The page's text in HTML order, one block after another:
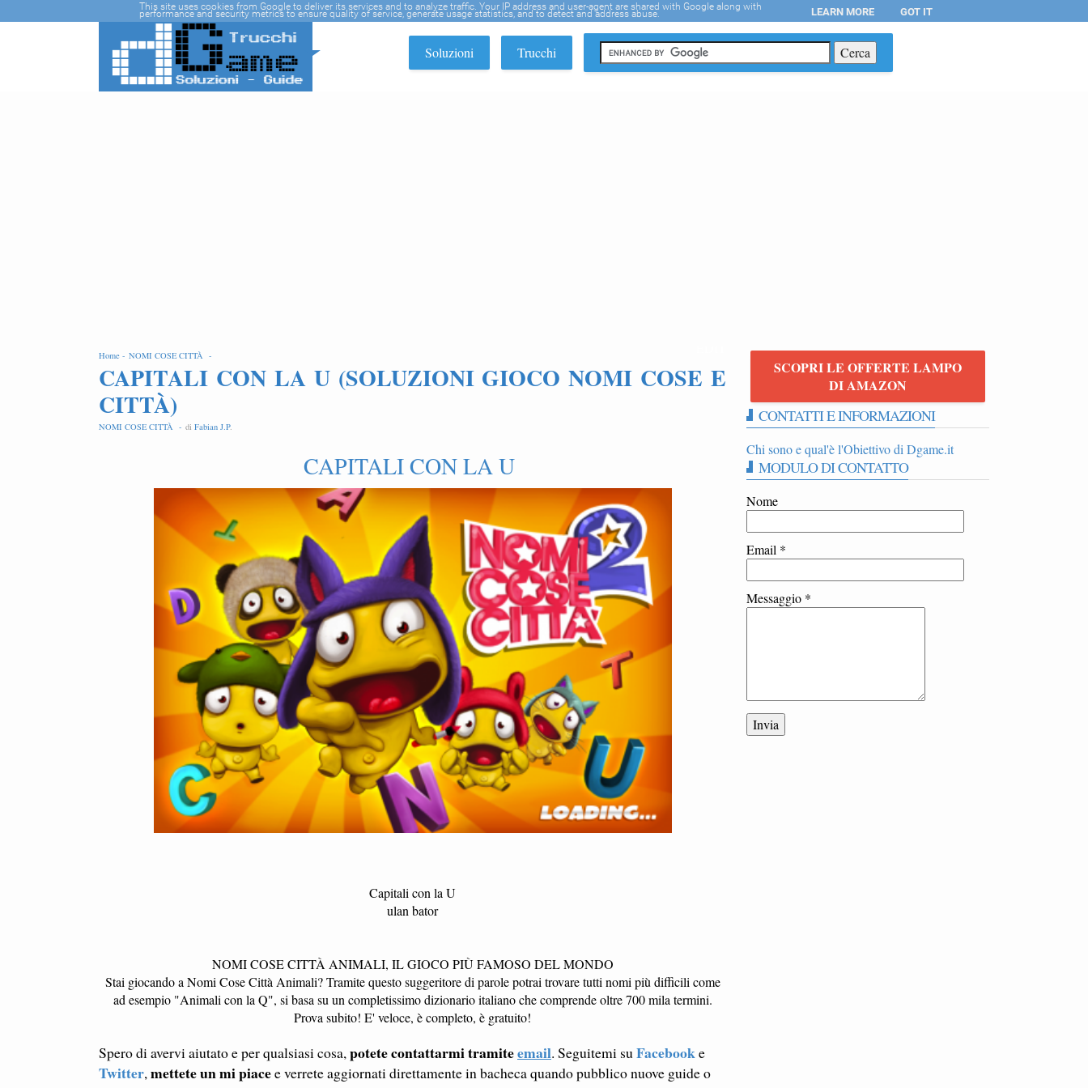
Soluzioni Trucchi
Home - NOMI COSE CITTÀ -
CAPITALI CON LA U (SOLUZIONI GIOCO NOMI COSE E
CITTÀ)
NOMI COSE CITTÀ - di Fabian J.P.
CAPITALI CON LA U
Capitali con la U
ulan bator
NOMI COSE CITTÀ ANIMALI, IL GIOCO PIÙ FAMOSO DEL MONDO
Stai giocando a Nomi Cose Città Animali? Tramite questo suggeritore di parole potrai trovare tutti nomi più difficili come
ad esempio "Animali con la Q", si basa su un completissimo dizionario italiano che comprende oltre 700 mila termini.
Prova subito! E' veloce, è completo, è gratuito!
Spero di avervi aiutato e per qualsiasi cosa,potete contattarmi tramiteemail. Seguitemi suFacebooke
Twitter,mettete un mi piacee verrete aggiornati direttamente in bacheca quando pubblico nuove guide o
SCOPRI LE OFFERTE LAMPO
DI AMAZON
CONTATTI E INFORMAZIONI
Chi sono e qual'è l'Obiettivo di Dgame.it
MODULO DI CONTATTO
Nome
Email *
Messaggio *
This site uses cookies from Google to deliver its services and to analyze traffic. Your IP address and user-agent are shared with Google along with
performance and security metrics to ensure quality of service, generate usage statistics, and to detect and address abuse. LEARN MORE GOT IT